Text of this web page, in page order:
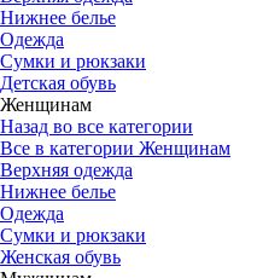
Нижнее белье
Одежда
Сумки и рюкзаки
Детская обувь
Женщинам
Назад во все категории
Все в категории Женщинам
Верхняя одежда
Нижнее белье
Одежда
Сумки и рюкзаки
Женская обувь